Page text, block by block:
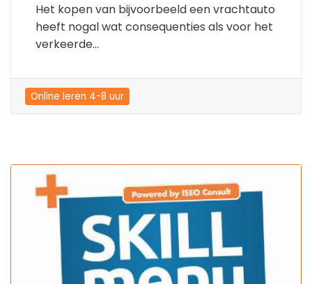
Het kopen van bijvoorbeeld een vrachtauto
heeft nogal wat consequenties als voor het
verkeerde...
Online leren 4-8 uur